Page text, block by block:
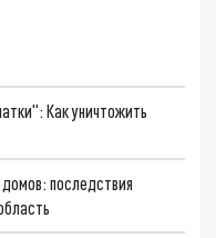
Как уничтожить
последствия